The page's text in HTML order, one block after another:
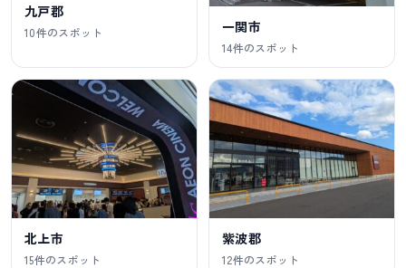
九戸郡
10件のスポット 一関市
14件のスポット
北上市
15件のスポット
紫波郡
12件のスポット